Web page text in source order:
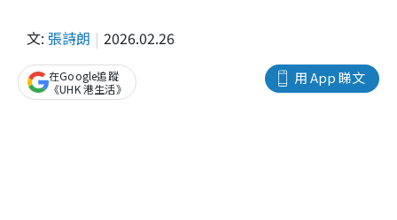
文: 張詩朗 2026.02.26
用 App 睇文
在Google追蹤
《UHK 港生活》